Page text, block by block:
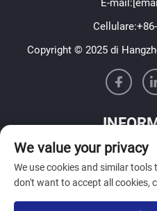
E-mail:
Cellulare:
Copyright © 2025 di
Iscriviti per ricevere la
We value your privacy
We use cookies and similar
don't want to accept all cookies,